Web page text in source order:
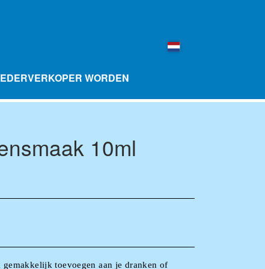
SMAAKBALLETJES 10 STUKS
WORDEN
10ml
gemakkelijk toevoegen aan je dranken of